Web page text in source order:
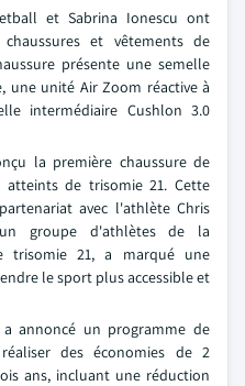
et Sabrina Ionescu ont
et vêtements de
présente une semelle
une unité Air Zoom réactive à
intermédiaire Cushlon 3.0
la première chaussure de
de trisomie 21. Cette
avec l'athlète Chris
groupe d'athlètes de la
trisomie 21, a marqué une
le sport plus accessible et
a annoncé un programme de
des économies de 2
ans, incluant une réduction